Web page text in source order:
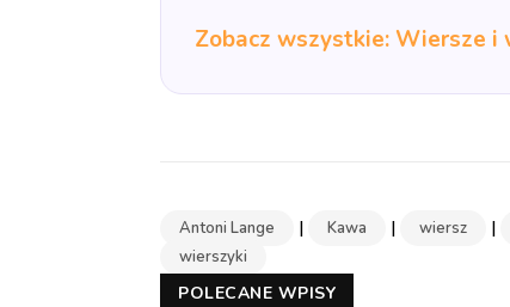
Zobacz wszystkie: Wiersze i
Antoni Lange | Kawa | wiersz |
wierszyki
POLECANE WPISY